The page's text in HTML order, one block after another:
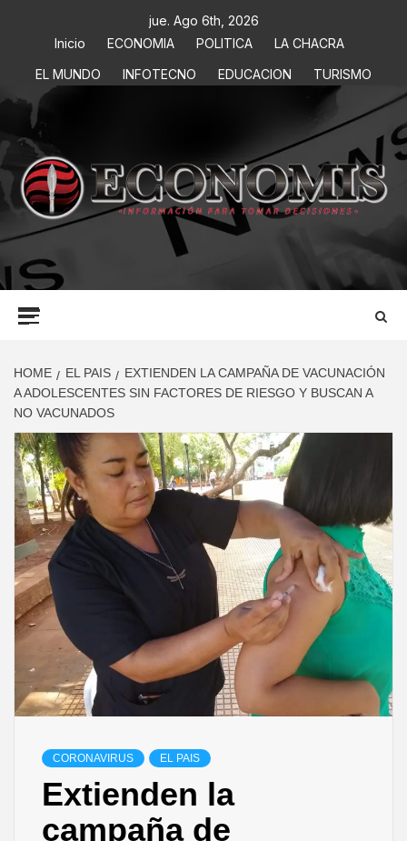
jue. Ago 6th, 2026
Inicio
ECONOMIA POLITICA
LA CHACRA
EL MUNDO
INFOTECNO EDUCACION TURISMO
ECONOMIS
INFORMACIÓN PARA TOMAR DECISIONES
HOME EL PAIS
EXTIENDEN LA CAMPAÑA DE VACUNACIÓN
A ADOLESCENTES SIN FACTORES DE RIESGO Y BUSCAN A
NO VACUNADOS
CORONAVIRUS EL PAIS
Extienden la
campaña de